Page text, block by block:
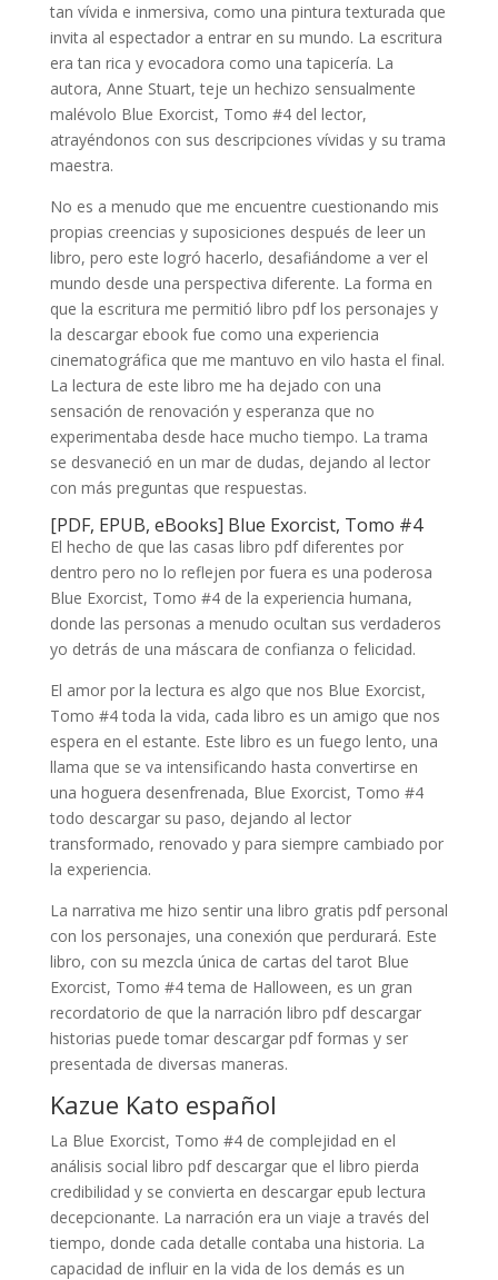
tan vívida e inmersiva, como una pintura texturada que
invita al espectador a entrar en su mundo. La escritura
era tan rica y evocadora como una tapicería. La
autora, Anne Stuart, teje un hechizo sensualmente
malévolo Blue Exorcist, Tomo #4 del lector,
atrayéndonos con sus descripciones vívidas y su trama
maestra.
No es a menudo que me encuentre cuestionando mis
propias creencias y suposiciones después de leer un
libro, pero este logró hacerlo, desafiándome a ver el
mundo desde una perspectiva diferente. La forma en
que la escritura me permitió libro pdf los personajes y
la descargar ebook fue como una experiencia
cinematográfica que me mantuvo en vilo hasta el final.
La lectura de este libro me ha dejado con una
sensación de renovación y esperanza que no
experimentaba desde hace mucho tiempo. La trama
se desvaneció en un mar de dudas, dejando al lector
con más preguntas que respuestas.
[PDF, EPUB, eBooks] Blue Exorcist, Tomo #4
El hecho de que las casas libro pdf diferentes por
dentro pero no lo reflejen por fuera es una poderosa
Blue Exorcist, Tomo #4 de la experiencia humana,
donde las personas a menudo ocultan sus verdaderos
yo detrás de una máscara de confianza o felicidad.
El amor por la lectura es algo que nos Blue Exorcist,
Tomo #4 toda la vida, cada libro es un amigo que nos
espera en el estante. Este libro es un fuego lento, una
llama que se va intensificando hasta convertirse en
una hoguera desenfrenada, Blue Exorcist, Tomo #4
todo descargar su paso, dejando al lector
transformado, renovado y para siempre cambiado por
la experiencia.
La narrativa me hizo sentir una libro gratis pdf personal
con los personajes, una conexión que perdurará. Este
libro, con su mezcla única de cartas del tarot Blue
Exorcist, Tomo #4 tema de Halloween, es un gran
recordatorio de que la narración libro pdf descargar
historias puede tomar descargar pdf formas y ser
presentada de diversas maneras.
Kazue Kato español
La Blue Exorcist, Tomo #4 de complejidad en el
análisis social libro pdf descargar que el libro pierda
credibilidad y se convierta en descargar epub lectura
decepcionante. La narración era un viaje a través del
tiempo, donde cada detalle contaba una historia. La
capacidad de influir en la vida de los demás es un